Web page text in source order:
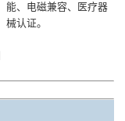
能、电磁兼容、医疗器
械认证。